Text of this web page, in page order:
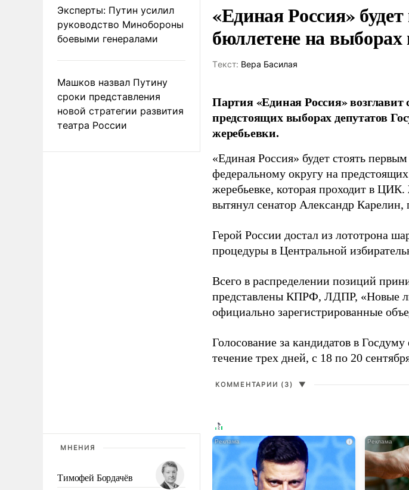
Эксперты: Путин усилил
руководство Минобороны
боевыми генералами
Машков назвал Путину
сроки представления
новой стратегии развития
театра России
МНЕНИЯ
Тимофей Бордачёв
«Единая Россия»
бюллетене на выборах
Tекст: Вера Басилая
Партия «Единая Россия»
предстоящих выборах депутатов
жеребьевки.
«Единая Россия» будет стоять
федеральному округу на
жеребьевке, которая проходит в
вытянул сенатор Александр Карелин,
Герой России достал из лототрона
процедуры в Центральной
Всего в распределении позиций
представлены КПРФ, ЛДПР, «Новые
официально зарегистрированные
Голосование за кандидатов в
течение трех дней, с 18 по 20
КОММЕНТАРИИ (3) ▼
i